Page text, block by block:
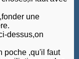
une
dessus,on
poche ,qu'il faut